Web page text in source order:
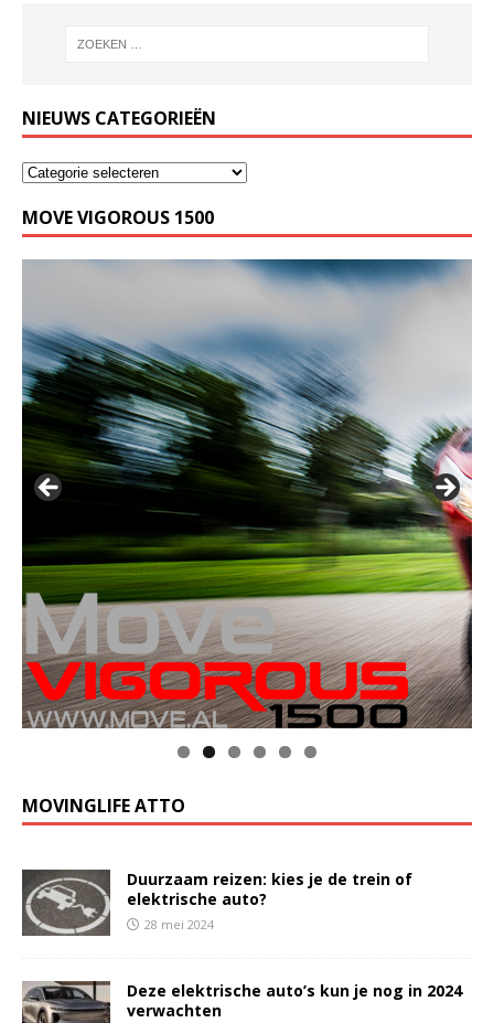
NIEUWS CATEGORIEËN
MOVE VIGOROUS 1500
MOVINGLIFE ATTO
Duurzaam reizen: kies je de trein of
elektrische auto?
28 mei 2024
Deze elektrische auto’s kun je nog in 2024
verwachten